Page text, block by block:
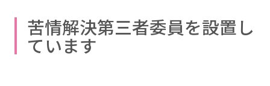
苦情解決第三者委員を設置し
ています